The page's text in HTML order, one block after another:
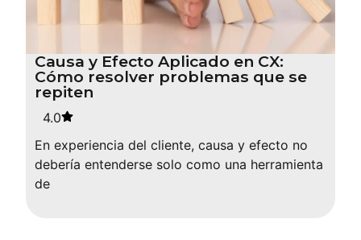
Causa y Efecto Aplicado en CX:
Cómo resolver problemas que se
repiten
4.0
En experiencia del cliente, causa y efecto no
debería entenderse solo como una herramienta
de